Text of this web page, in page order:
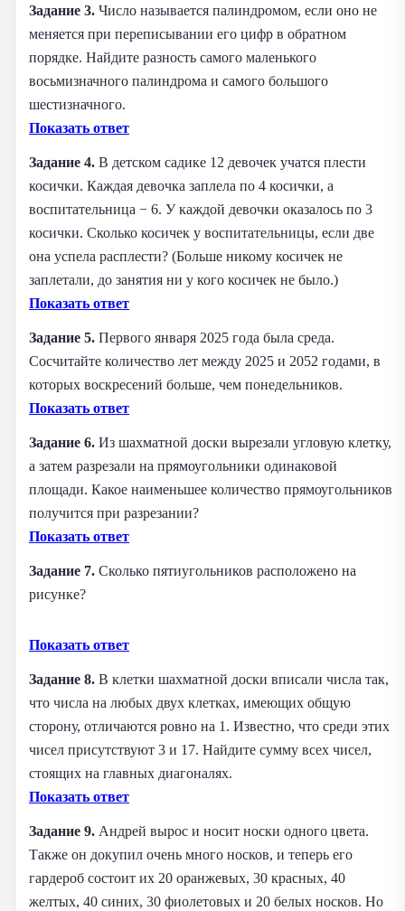
Задание 3. Число называется палиндромом, если оно не
меняется при переписывании его цифр в обратном
порядке. Найдите разность самого маленького
восьмизначного палиндрома и самого большого
шестизначного.
Показать ответ
Задание 4. В детском садике 12 девочек учатся плести
косички. Каждая девочка заплела по 4 косички, а
воспитательница − 6. У каждой девочки оказалось по 3
косички. Сколько косичек у воспитательницы, если две
она успела расплести? (Больше никому косичек не
заплетали, до занятия ни у кого косичек не было.)
Показать ответ
Задание 5. Первого января 2025 года была среда.
Сосчитайте количество лет между 2025 и 2052 годами, в
которых воскресений больше, чем понедельников.
Показать ответ
Задание 6. Из шахматной доски вырезали угловую клетку,
а затем разрезали на прямоугольники одинаковой
площади. Какое наименьшее количество прямоугольников
получится при разрезании?
Показать ответ
Задание 7. Сколько пятиугольников расположено на
рисунке?
Показать ответ
Задание 8. В клетки шахматной доски вписали числа так,
что числа на любых двух клетках, имеющих общую
сторону, отличаются ровно на 1. Известно, что среди этих
чисел присутствуют 3 и 17. Найдите сумму всех чисел,
стоящих на главных диагоналях.
Показать ответ
Задание 9. Андрей вырос и носит носки одного цвета.
Также он докупил очень много носков, и теперь его
гардероб состоит их 20 оранжевых, 30 красных, 40
желтых, 40 синих, 30 фиолетовых и 20 белых носков. Но